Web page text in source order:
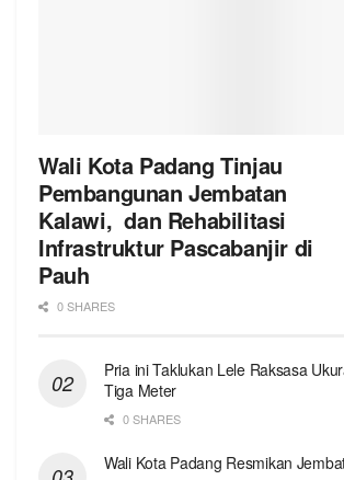
Wali Kota Padang Tinjau
Pembangunan Jembatan
Kalawi, dan Rehabilitasi
Infrastruktur Pascabanjir di
Pauh
0 SHARES
Pria ini Taklukan Lele Raksasa
Tiga Meter
0 SHARES
Wali Kota Padang Resmikan